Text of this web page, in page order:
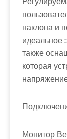
наклона и
идеальное
также
которая
Монитор